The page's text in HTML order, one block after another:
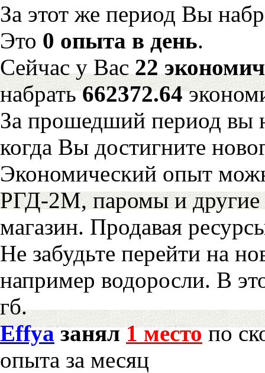
За этот же период Вы
Это 0 опыта в день.
Сейчас у Вас22
набрать662372.64
За прошедший период вы
когда Вы достигните
Экономический опыт
РГД-2М, паромы и другие
магазин. Продавая
Не забудьте перейти на
например водоросли. В
гб.
Effyaзанял1 местопо
опыта за месяц